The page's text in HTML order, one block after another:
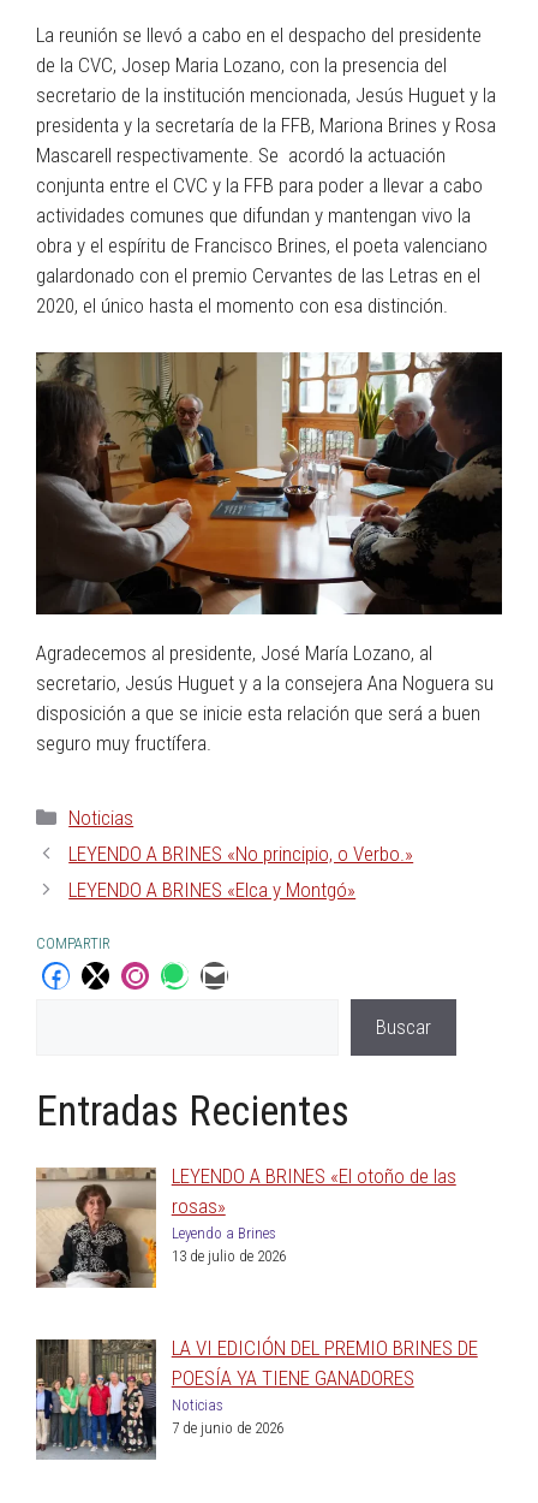
La reunión se llevó a cabo en el despacho del presidente
de la CVC, Josep Maria Lozano, con la presencia del
secretario de la institución mencionada, Jesús Huguet y la
presidenta y la secretaría de la FFB, Mariona Brines y Rosa
Mascarell respectivamente. Se acordó la actuación
conjunta entre el CVC y la FFB para poder a llevar a cabo
actividades comunes que difundan y mantengan vivo la
obra y el espíritu de Francisco Brines, el poeta valenciano
galardonado con el premio Cervantes de las Letras en el
2020, el único hasta el momento con esa distinción.
Agradecemos al presidente, José María Lozano, al
secretario, Jesús Huguet y a la consejera Ana Noguera su
disposición a que se inicie esta relación que será a buen
seguro muy fructífera.
Noticias
LEYENDO A BRINES «No principio, o Verbo.»
LEYENDO A BRINES «Elca y Montgó»
COMPARTIR
Buscar
Entradas Recientes
LEYENDO A BRINES «El otoño de las
rosas»
Leyendo a Brines
13 de julio de 2026
LA VI EDICIÓN DEL PREMIO BRINES DE
POESÍA YA TIENE GANADORES
Noticias
7 de junio de 2026